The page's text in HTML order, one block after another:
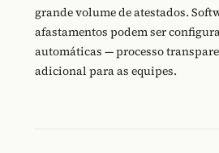
grande volume de atestados.
afastamentos podem ser
automáticas — processo
adicional para as equipes.